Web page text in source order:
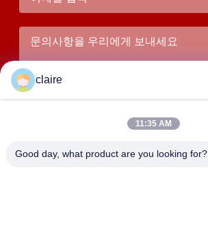
claire
11:35 AM
Good day, what product are you looking for?